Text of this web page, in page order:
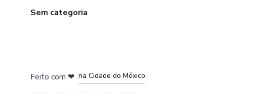
Sem categoria
Feito com ❤ na Cidade do México